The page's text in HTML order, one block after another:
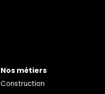
Nos métiers
Construction